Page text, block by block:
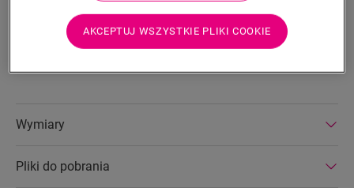
Aby uzyskać wodoszczelne wykończenie, można połączyć ją z
paskami piankowymi Foamstrip, Hydrokit i Hydrostrip. Listwa
przypodłogowa Scotia dostępna jest również w białej wersji
Wymiary
Pliki do pobrania
AKCEPTUJ WSZYSTKIE PLIKI COOKIE